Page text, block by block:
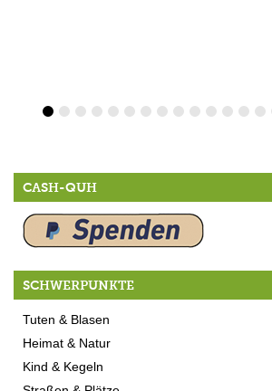
CASH-QUH
SCHWERPUNKTE
Tuten & Blasen
Heimat & Natur
Kind & Kegeln